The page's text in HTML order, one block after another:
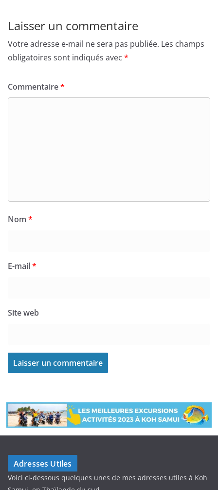
Laisser un commentaire
Votre adresse e-mail ne sera pas publiée. Les champs
obligatoires sont indiqués avec *
Commentaire*
Nom *
E-mail*
Site web
Adresses Utiles
Voici ci-dessous quelques unes de mes adresses utiles à Koh